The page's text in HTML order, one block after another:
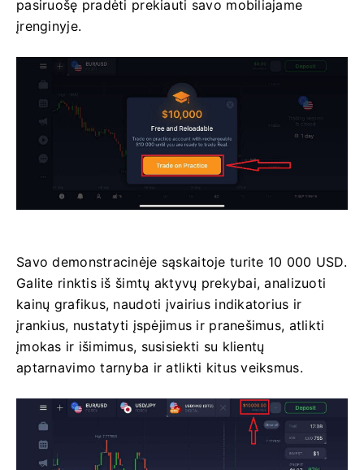
pasiruošę pradėti prekiauti savo mobiliajame
įrenginyje.
Savo demonstracinėje sąskaitoje turite 10 000 USD.
Galite rinktis iš šimtų aktyvų prekybai, analizuoti
kainų grafikus, naudoti įvairius indikatorius ir
įrankius, nustatyti įspėjimus ir pranešimus, atlikti
įmokas ir išimimus, susisiekti su klientų
aptarnavimo tarnyba ir atlikti kitus veiksmus.